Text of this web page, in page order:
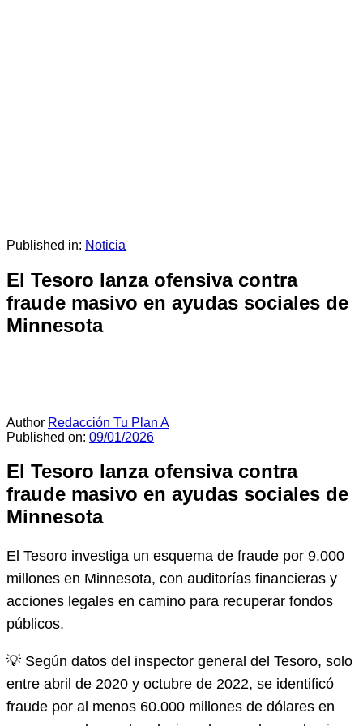
Published in: Noticia
El Tesoro lanza ofensiva contra
fraude masivo en ayudas sociales de
Minnesota
Author Redacción Tu Plan A
Published on: 09/01/2026
El Tesoro lanza ofensiva contra
fraude masivo en ayudas sociales de
Minnesota
El Tesoro investiga un esquema de fraude por 9.000
millones en Minnesota, con auditorías financieras y
acciones legales en camino para recuperar fondos
públicos.
💡 Según datos del inspector general del Tesoro, solo
entre abril de 2020 y octubre de 2022, se identificó
fraude por al menos 60.000 millones de dólares en